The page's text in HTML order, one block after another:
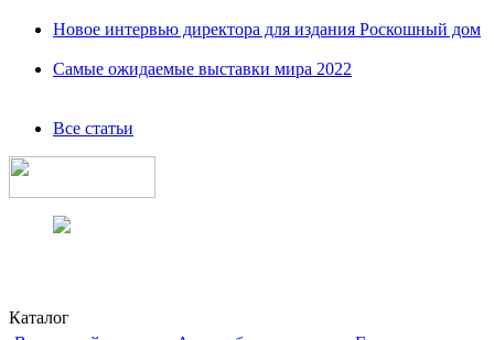
Новое интервью директора для издания Роскошный дом
Самые ожидаемые выставки мира 2022
Все статьи
Каталог